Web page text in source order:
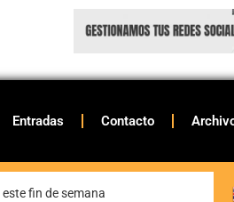
Entradas Contacto
fin de semana